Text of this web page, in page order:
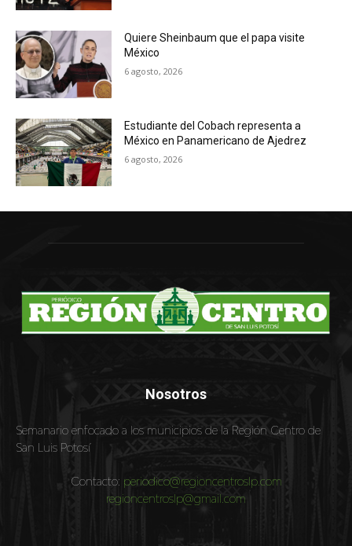
Quiere Sheinbaum que el papa visite
México
6 agosto, 2026
Estudiante del Cobach representa a
México en Panamericano de Ajedrez
6 agosto, 2026
Nosotros
Semanario enfocado a los municipios de la Región Centro de
San Luis Potosí
Contacto: periodico@regioncentroslp.com
regioncentroslp@gmail.com